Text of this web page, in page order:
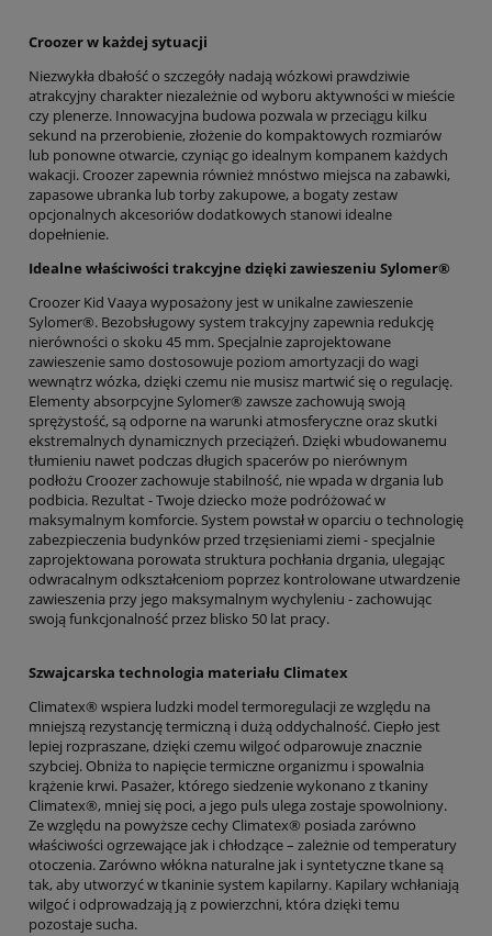
Croozer w każdej sytuacji
Niezwykła dbałość o szczegóły nadają wózkowi prawdziwie
atrakcyjny charakter niezależnie od wyboru aktywności w mieście
czy plenerze. Innowacyjna budowa pozwala w przeciągu kilku
sekund na przerobienie, złożenie do kompaktowych rozmiarów
lub ponowne otwarcie, czyniąc go idealnym kompanem każdych
wakacji. Croozer zapewnia również mnóstwo miejsca na zabawki,
zapasowe ubranka lub torby zakupowe, a bogaty zestaw
opcjonalnych akcesoriów dodatkowych stanowi idealne
dopełnienie.
Idealne właściwości trakcyjne dzięki zawieszeniu Sylomer®
Croozer Kid Vaaya wyposażony jest w unikalne zawieszenie
Sylomer®. Bezobsługowy system trakcyjny zapewnia redukcję
nierówności o skoku 45 mm. Specjalnie zaprojektowane
zawieszenie samo dostosowuje poziom amortyzacji do wagi
wewnątrz wózka, dzięki czemu nie musisz martwić się o regulację.
Elementy absorpcyjne Sylomer® zawsze zachowują swoją
sprężystość, są odporne na warunki atmosferyczne oraz skutki
ekstremalnych dynamicznych przeciążeń. Dzięki wbudowanemu
tłumieniu nawet podczas długich spacerów po nierównym
podłożu Croozer zachowuje stabilność, nie wpada w drgania lub
podbicia. Rezultat - Twoje dziecko może podróżować w
maksymalnym komforcie. System powstał w oparciu o technologię
zabezpieczenia budynków przed trzęsieniami ziemi - specjalnie
zaprojektowana porowata struktura pochłania drgania, ulegając
odwracalnym odkształceniom poprzez kontrolowane utwardzenie
zawieszenia przy jego maksymalnym wychyleniu - zachowując
swoją funkcjonalność przez blisko 50 lat pracy.
Szwajcarska technologia materiału Climatex
Climatex® wspiera ludzki model termoregulacji ze względu na
mniejszą rezystancję termiczną i dużą oddychalność. Ciepło jest
lepiej rozpraszane, dzięki czemu wilgoć odparowuje znacznie
szybciej. Obniża to napięcie termiczne organizmu i spowalnia
krążenie krwi. Pasażer, którego siedzenie wykonano z tkaniny
Climatex®, mniej się poci, a jego puls ulega zostaje spowolniony.
Ze względu na powyższe cechy Climatex® posiada zarówno
właściwości ogrzewające jak i chłodzące – zależnie od temperatury
otoczenia. Zarówno włókna naturalne jak i syntetyczne tkane są
tak, aby utworzyć w tkaninie system kapilarny. Kapilary wchłaniają
wilgoć i odprowadzają ją z powierzchni, która dzięki temu
pozostaje sucha.